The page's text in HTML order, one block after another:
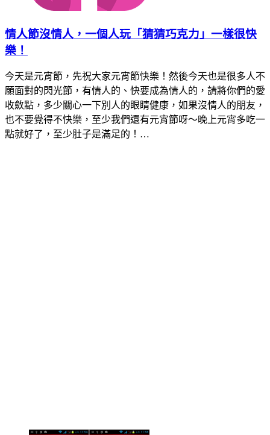
情人節沒情人，一個人玩「猜猜巧克力」一樣很快
樂！
今天是元宵節，先祝大家元宵節快樂！然後今天也是很多人不
願面對的閃光節，有情人的、快要成為情人的，請將你們的愛
收斂點，多少關心一下別人的眼睛健康，如果沒情人的朋友，
也不要覺得不快樂，至少我們還有元宵節呀～晚上元宵多吃一
點就好了，至少肚子是滿足的！…